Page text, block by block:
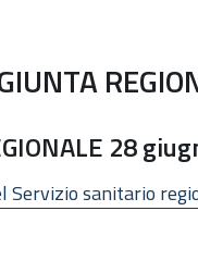
28
sanitario